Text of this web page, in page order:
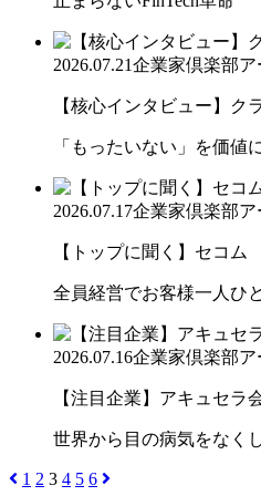
2026.07.21企業家倶楽部ア
【核心インタビュー】
「もったいない」を価値
2026.07.17企業家倶楽部ア
【トップに聞く】セコ
全員経営でお客様一人ひ
2026.07.16企業家倶楽部ア
【注目企業】アキュセラ
世界から目の病気をなく
1 2 3 4 5 6